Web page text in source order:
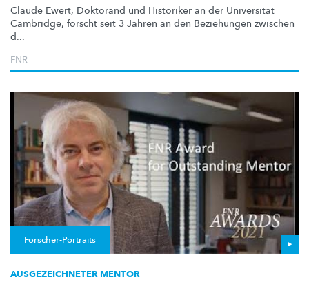
Claude Ewert, Doktorand und Historiker an der Universität
Cambridge, forscht seit 3 Jahren an den Beziehungen zwischen
d...
FNR
Forscher-Portraits
AUSGEZEICHNETER MENTOR